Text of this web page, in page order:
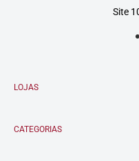
Site
LOJAS
Ladeira Porto Geral, 73 - 1°
CATEGORIAS